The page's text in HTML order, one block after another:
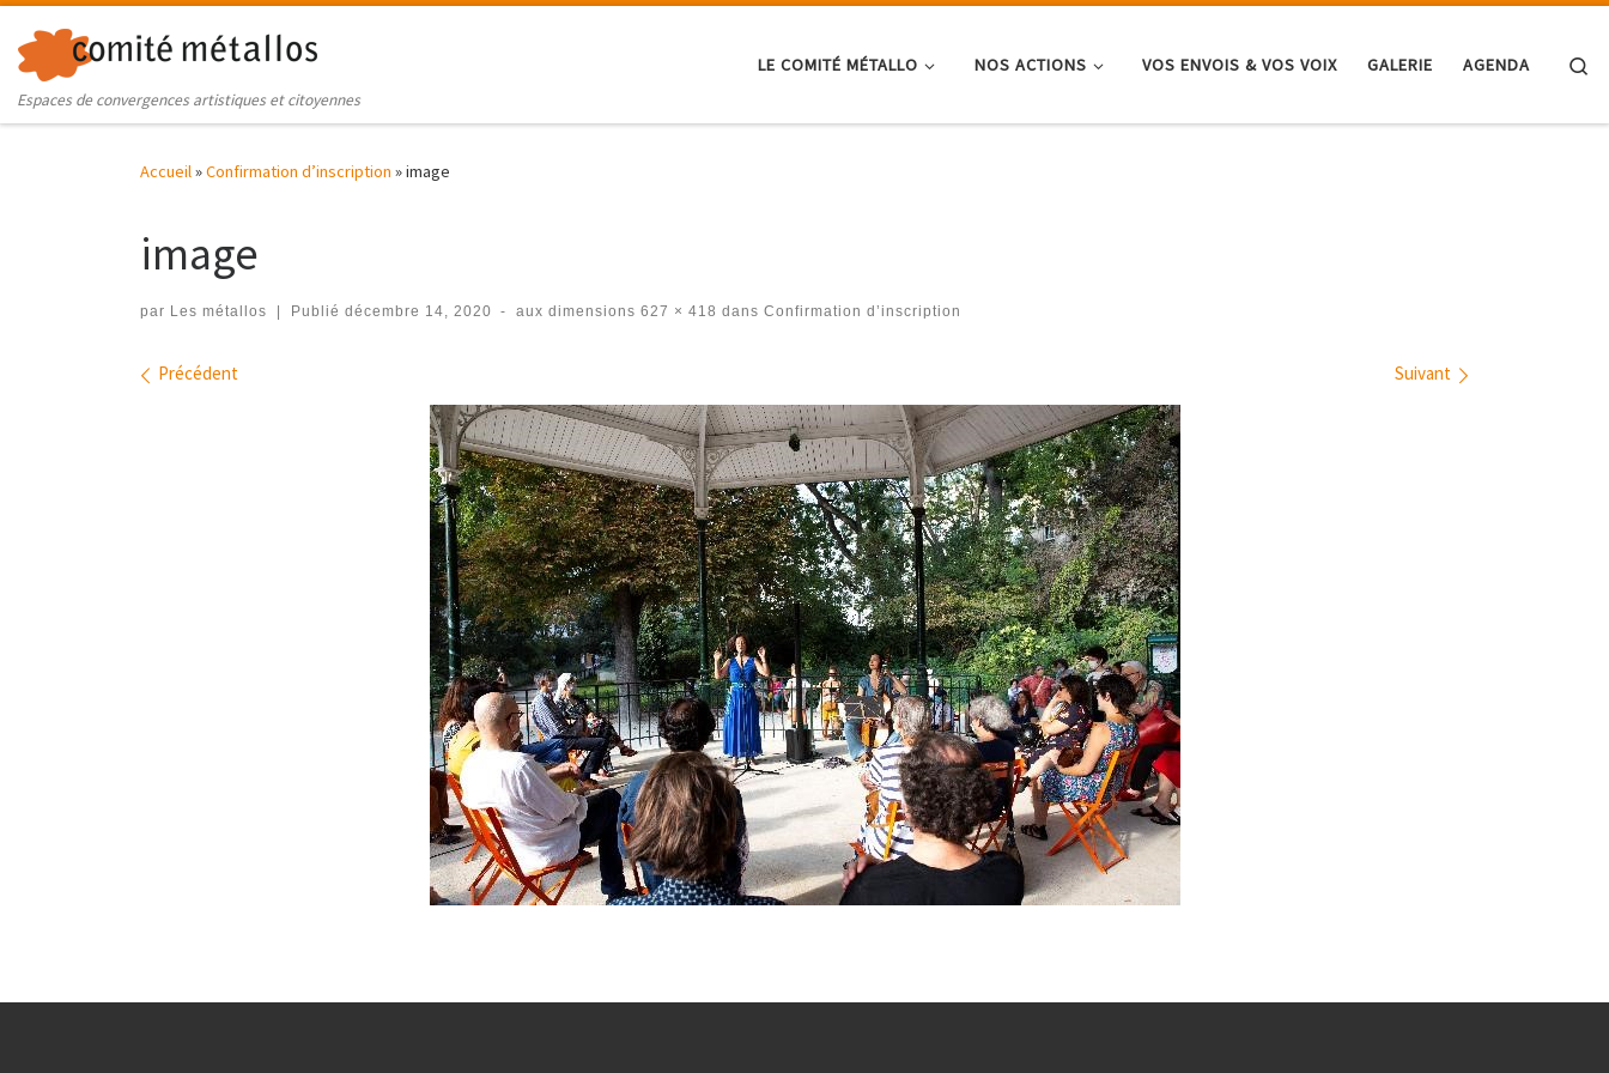
Skip to content
Espaces de convergences artistiques et citoyennes
LE COMITÉ MÉTALLO NOS ACTIONS VOS ENVOIS & VOS VOIX GALERIE AGENDA
Accueil»Confirmation d’inscription »image
image
par Les métallos Publié décembre 14, 2020 - aux dimensions 627 × 418 dans Confirmation d’inscription
Navigation des images
Précédent Suivant